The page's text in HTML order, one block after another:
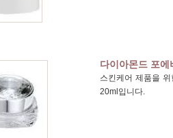
다이아몬드 포에
스킨케어 제품을
20ml입니다.